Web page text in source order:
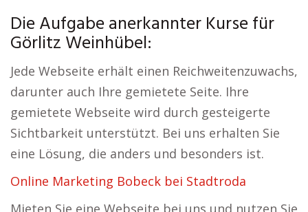
Die Aufgabe anerkannter Kurse für
Görlitz Weinhübel:
Jede Webseite erhält einen Reichweitenzuwachs,
darunter auch Ihre gemietete Seite. Ihre
gemietete Webseite wird durch gesteigerte
Sichtbarkeit unterstützt. Bei uns erhalten Sie
eine Lösung, die anders und besonders ist.
Online Marketing Bobeck bei Stadtroda
Mieten Sie eine Webseite bei uns und nutzen Sie